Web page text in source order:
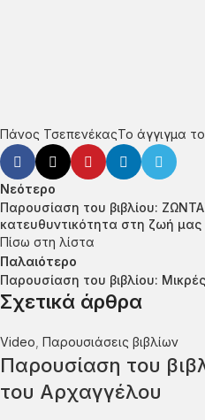
Πάνος ΤσεπενέκαςΤο άγγιγμα
Νεότερο
Παρουσίαση του βιβλίου:
κατευθυντικότητα στη ζωή μας
Πίσω στη λίστα
Παλαιότερο
Παρουσίαση του βιβλίου:
Σχετικά άρθρα
Video Παρουσιάσεις βιβλίων
Παρουσίαση του
του Αρχαγγέλου